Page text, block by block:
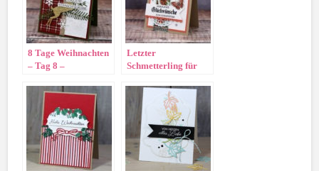
8 Tage Weihnachten
– Tag 8 –
„Hirsch“
Letzter
Schmetterling für